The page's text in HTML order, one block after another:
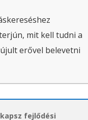
mit kell tudni a
erővel belevetni
fejlődési